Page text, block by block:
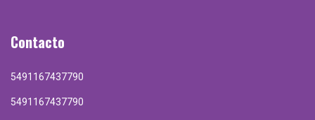
Contacto
5491167437790
5491167437790